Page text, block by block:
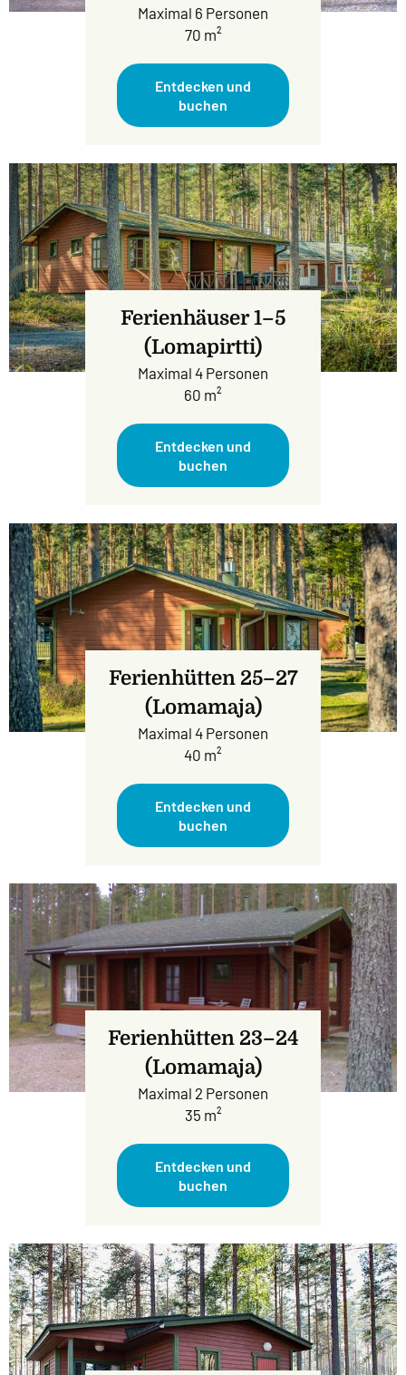
Maximal 6 Personen
70 m²
Entdecken und
buchen
Ferienhäuser 1–5
(Lomapirtti)
Maximal 4 Personen
60 m²
Entdecken und
buchen
Ferienhütten 25–27
(Lomamaja)
Maximal 4 Personen
40 m²
Entdecken und
buchen
Ferienhütten 23–24
(Lomamaja)
Maximal 2 Personen
35 m²
Entdecken und
buchen